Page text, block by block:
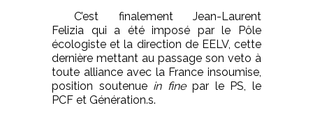
C’est finalement Jean-Laurent
Felizia qui a été imposé par le Pôle
écologiste et la direction de EELV, cette
dernière mettant au passage son veto à
toute alliance avec la France insoumise,
position soutenue in finepar le PS, le
PCF et Génération.s.